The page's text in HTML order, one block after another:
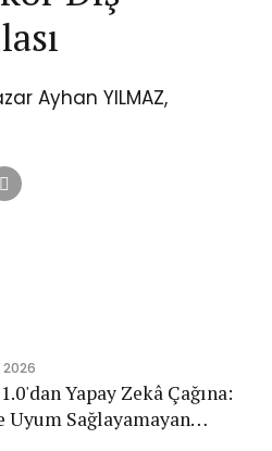
Ayhan YILMAZ,
2026
Yapay Zekâ Çağına:
Uyum Sağlayamayan